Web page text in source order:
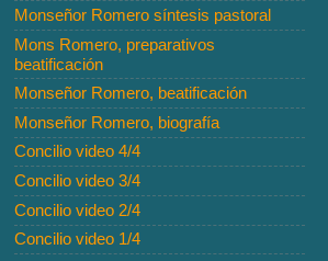
Monseñor Romero síntesis pastoral
Mons Romero, preparativos
beatificación
Monseñor Romero, beatificación
Monseñor Romero, biografía
Concilio video 4/4
Concilio video 3/4
Concilio video 2/4
Concilio video 1/4